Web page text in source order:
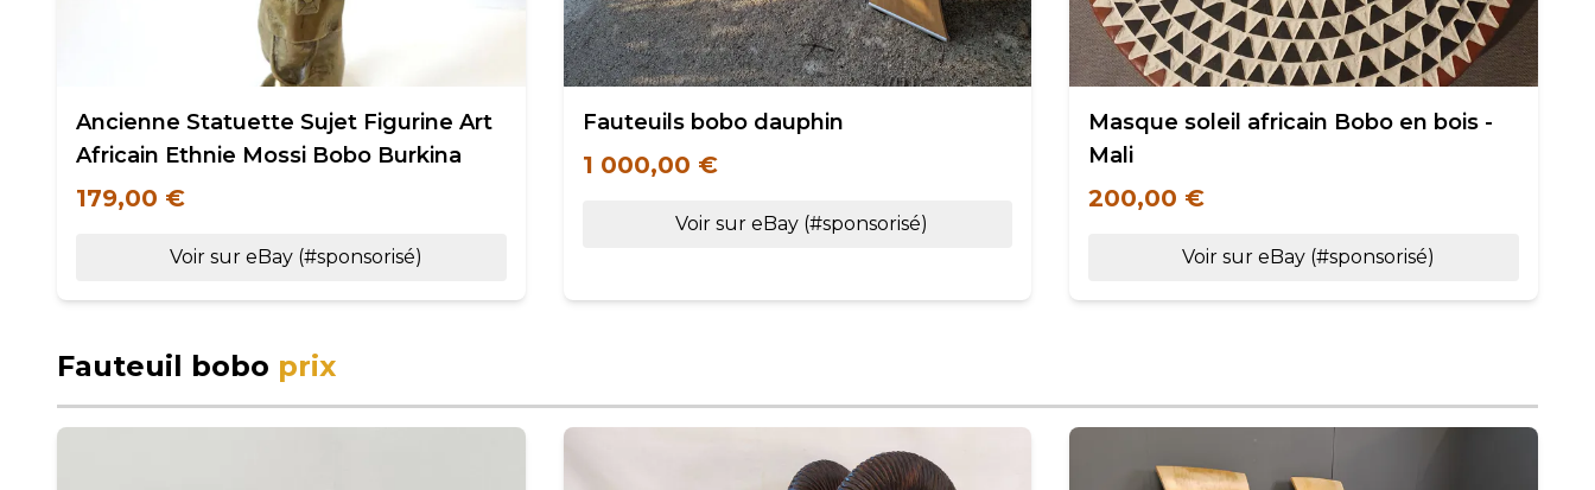
Ancienne Statuette Sujet Figurine Art
Africain Ethnie Mossi Bobo Burkina
179,00 €
Voir sur eBay (#sponsorisé)
Fauteuils bobo dauphin
1 000,00 €
Voir sur eBay (#sponsorisé)
Masque soleil africain Bobo en bois -
Mali
200,00 €
Voir sur eBay (#sponsorisé)
Fauteuil bobo prix